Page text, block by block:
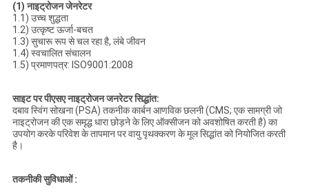
(1) नाइट्रोजन जेनरेटर
1.1) उच्च शुद्धता
1.2) उत्कृष्ट ऊर्जा-बचत
1.3) सुचारू रूप से चल रहा है, लंबे जीवन
1.4) स्वचालित संचालन
1.5) प्रमाणपत्र: ISO9001:2008
साइट पर पीएसए नाइट्रोजन जनरेटर सिद्धांत:
दबाव स्विंग सोखना (PSA) तकनीक कार्बन आणविक छलनी (CMS; एक सामग्री जो
नाइट्रोजन की एक समृद्ध धारा छोड़ने के लिए ऑक्सीजन को अवशोषित करती है) का
उपयोग करके परिवेश के तापमान पर वायु पृथक्करण के मूल सिद्धांत को नियोजित करती
है।
तकनीकी सुविधाओं :